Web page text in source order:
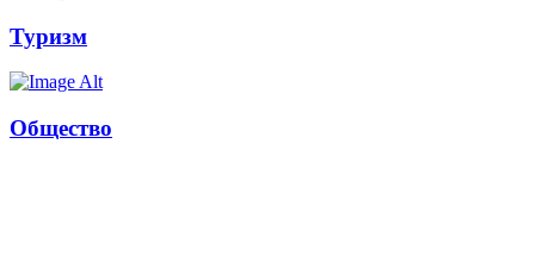
Туризм
Общество